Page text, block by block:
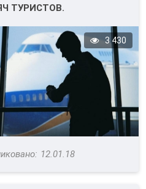
ТУРИСТОВ.
3 430
12.01.18